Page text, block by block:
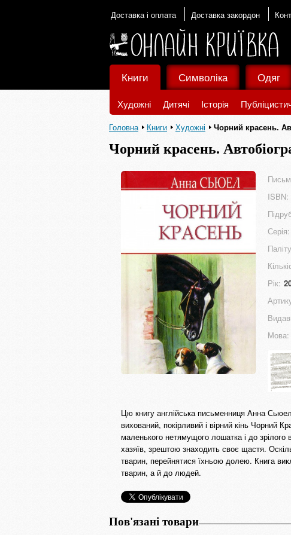
Доставка і оплата Доставка закордон
Книги
Художні Дитячі Історія
Символіка Одяг
Головна Книги Художні Чорний красень.
Чорний красень.
ISBN:
Серія:
Рік:
Мова:
Цю книгу англійська письменниця Анна
вихований, покірливий і вірний кінь Чорний
маленького нетямущого лошатка і до зрілого
хазяїв, зрештою знаходить своє щастя.
тварин, перейнятися їхньою долею. Книга
тварин, а й до людей.
Пов'язані товари